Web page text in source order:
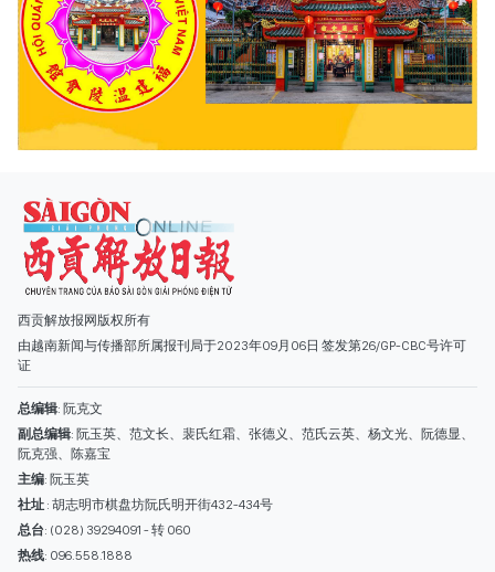
西贡解放报网版权所有
由越南新闻与传播部所属报刊局于2023年09月06日 签发第26/GP-CBC号许可
证
总编辑: 阮克文
副总编辑: 阮玉英、范文长、裴氏红霜、张德义、范氏云英、杨文光、阮德显、
阮克强、陈嘉宝
主编: 阮玉英
社址 : 胡志明市棋盘坊阮氏明开街432-434号
总台: (028) 39294091 - 转 060
热线: 096.558.1888